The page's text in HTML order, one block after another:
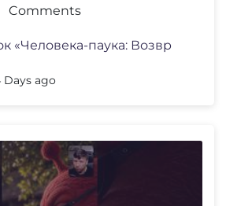
Comments
«Человека-паука: Возвр
Days ago